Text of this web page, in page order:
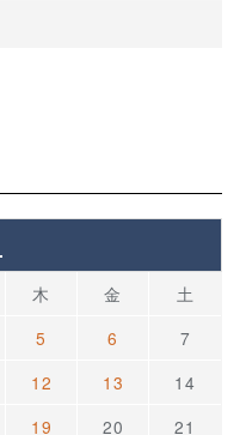
木 金
土
5 6
7
12 13
14
19 20
21